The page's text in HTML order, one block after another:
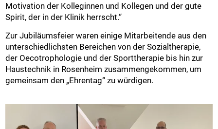
Motivation der Kolleginnen und Kollegen und der gute
Spirit, der in der Klinik herrscht.“
Zur Jubiläumsfeier waren einige Mitarbeitende aus den
unterschiedlichsten Bereichen von der Sozialtherapie,
der Oecotrophologie und der Sporttherapie bis hin zur
Haustechnik in Rosenheim zusammengekommen, um
gemeinsam den „Ehrentag“ zu würdigen.